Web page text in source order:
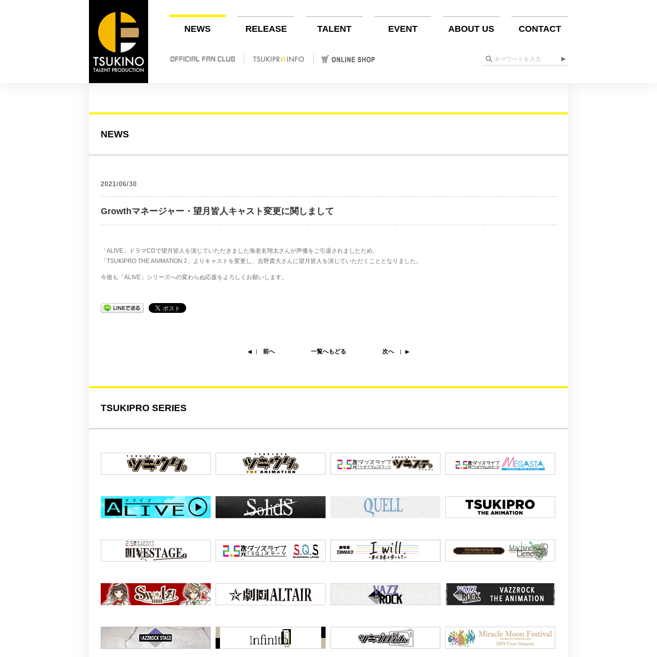
NEWS RELEASE TALENT EVENT ABOUT US CONTACT
NEWS
2021/06/30
Growthマネージャー・望月皆人キャスト変更に関しまして
「ALIVE」ドラマCDで望月皆人を演じていただきました海老名翔太さんが声優をご引退されましたため、
「TSUKIPRO THE ANIMATION 2」よりキャストを変更し、吉野貴大さんに望月皆人を演じていただくこととなりました。
今後も「ALIVE」シリーズへの変わらぬ応援をよろしくお願いします。
前へ 一覧へもどる 次へ
TSUKIPRO SERIES